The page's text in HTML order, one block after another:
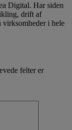
Digital. Har siden
drift af
virksomheder i hele
felter er